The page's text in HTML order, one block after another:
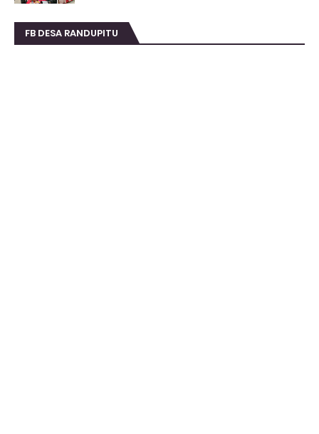
FB DESA RANDUPITU